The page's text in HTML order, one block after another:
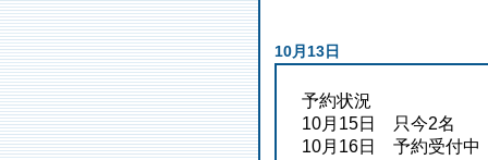
10月13日
予約状況
10月15日 只今2名
10月16日 予約受付中